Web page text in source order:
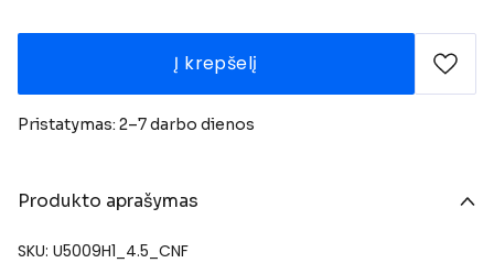
Į krepšelį
Pristatymas: 2–7 darbo dienos
Produkto aprašymas
SKU: U5009H1_4.5_CNF